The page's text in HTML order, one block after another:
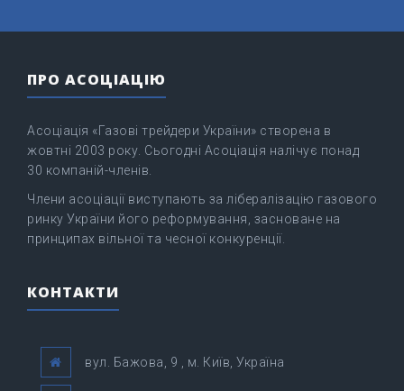
ПРО АСОЦІАЦІЮ
Асоціація «Газові трейдери України» створена в
жовтні 2003 року. Сьогодні Асоціація налічує понад
30 компаній-членів.
Члени асоціації виступають за лібералізацію газового
ринку України його реформування, засноване на
принципах вільної та чесної конкуренції.
КОНТАКТИ
вул. Бажова, 9 , м. Київ, Україна